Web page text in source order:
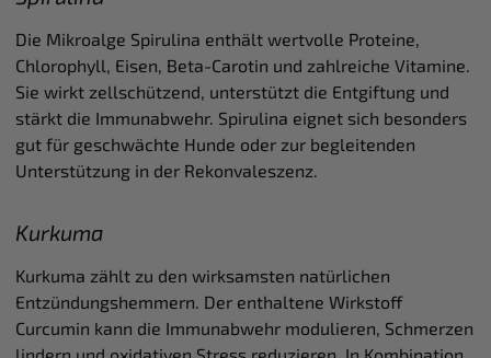
Die Mikroalge Spirulina enthält wertvolle Proteine,
Chlorophyll, Eisen, Beta-Carotin und zahlreiche Vitamine.
Sie wirkt zellschützend, unterstützt die Entgiftung und
stärkt die Immunabwehr. Spirulina eignet sich besonders
gut für geschwächte Hunde oder zur begleitenden
Unterstützung in der Rekonvaleszenz.
Kurkuma
Kurkuma zählt zu den wirksamsten natürlichen
Entzündungshemmern. Der enthaltene Wirkstoff
Curcumin kann die Immunabwehr modulieren, Schmerzen
lindern und oxidativen Stress reduzieren. In Kombination